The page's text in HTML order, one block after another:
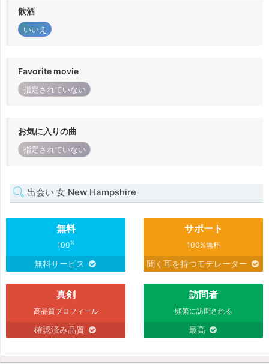
飲酒
いいえ
Favorite movie
指定されていない
お気に入りの曲
指定されていない
出会い 女 New Hampshire
無料
100%
無料サービス
サポート
100%無料
聞く耳を持つモデレーター
真剣
高品質プロフィール
確認済み品質
訪問者
頻繁に訪問される
最高